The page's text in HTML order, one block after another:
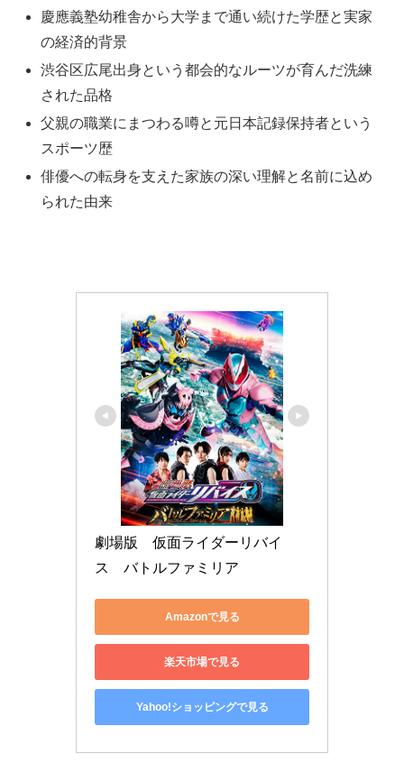
慶應義塾幼稚舎から大学まで通い続けた学歴と実家
の経済的背景
渋谷区広尾出身という都会的なルーツが育んだ洗練
された品格
父親の職業にまつわる噂と元日本記録保持者という
スポーツ歴
俳優への転身を支えた家族の深い理解と名前に込め
られた由来
劇場版　仮面ライダーリバイ
ス　バトルファミリア
Amazonで見る
楽天市場で見る
Yahoo!ショッピングで見る